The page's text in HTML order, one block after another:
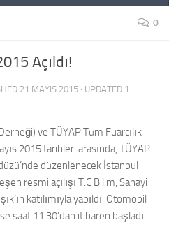
0
Açıldı!
21 MAYIS 2015 · UPDATED 1
ve TÜYAP Tüm Fuarcılık
2015 tarihleri arasında, TÜYAP
düzenlenecek İstanbul
resmi açılışı T.C Bilim, Sanayi
katılımıyla yapıldı. Otomobil
saat 11:30’dan itibaren başladı.